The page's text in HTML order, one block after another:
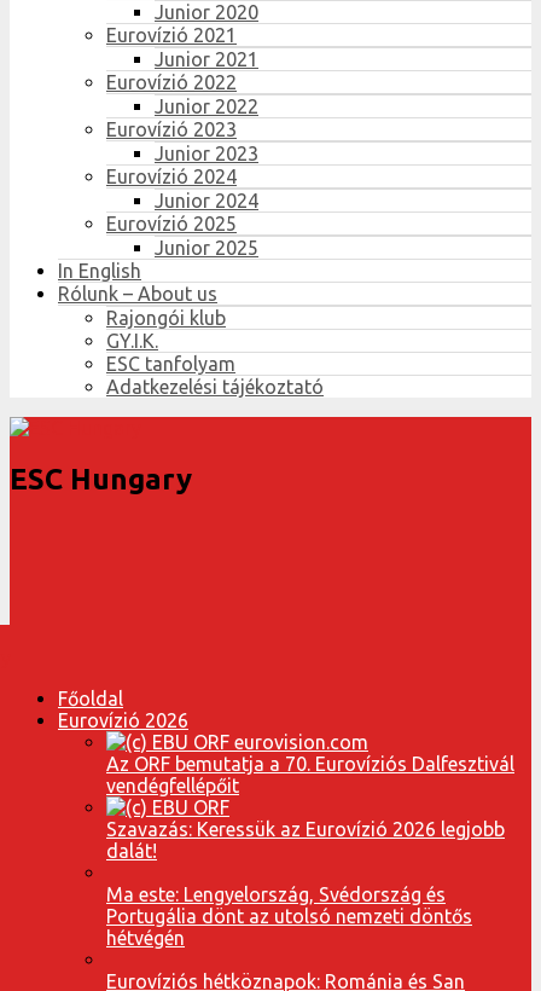
Junior 2020
Eurovízió 2021
Junior 2021
Eurovízió 2022
Junior 2022
Eurovízió 2023
Junior 2023
Eurovízió 2024
Junior 2024
Eurovízió 2025
Junior 2025
In English
Rólunk – About us
Rajongói klub
GY.I.K.
ESC tanfolyam
Adatkezelési tájékoztató
ESC Hungary
Főoldal
Eurovízió 2026
Az ORF bemutatja a 70. Eurovíziós Dalfesztivál
vendégfellépőit
Szavazás: Keressük az Eurovízió 2026 legjobb
dalát!
Ma este: Lengyelország, Svédország és
Portugália dönt az utolsó nemzeti döntős
hétvégén
Eurovíziós hétköznapok: Románia és San